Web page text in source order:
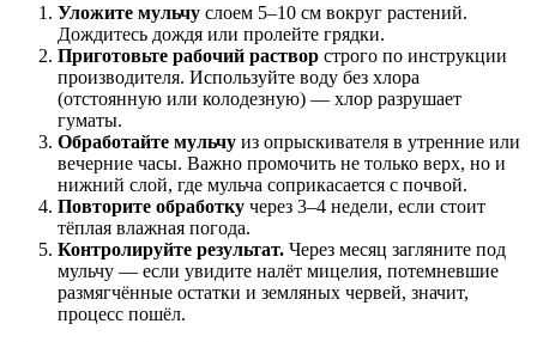
Уложите мульчу слоем 5–10 см вокруг растений.
Дождитесь дождя или пролейте грядки.
Приготовьте рабочий раствор строго по инструкции
производителя. Используйте воду без хлора
(отстоянную или колодезную) — хлор разрушает
гуматы.
Обработайте мульчу из опрыскивателя в утренние или
вечерние часы. Важно промочить не только верх, но и
нижний слой, где мульча соприкасается с почвой.
Повторите обработку через 3–4 недели, если стоит
тёплая влажная погода.
Контролируйте результат. Через месяц загляните под
мульчу — если увидите налёт мицелия, потемневшие
размягчённые остатки и земляных червей, значит,
процесс пошёл.